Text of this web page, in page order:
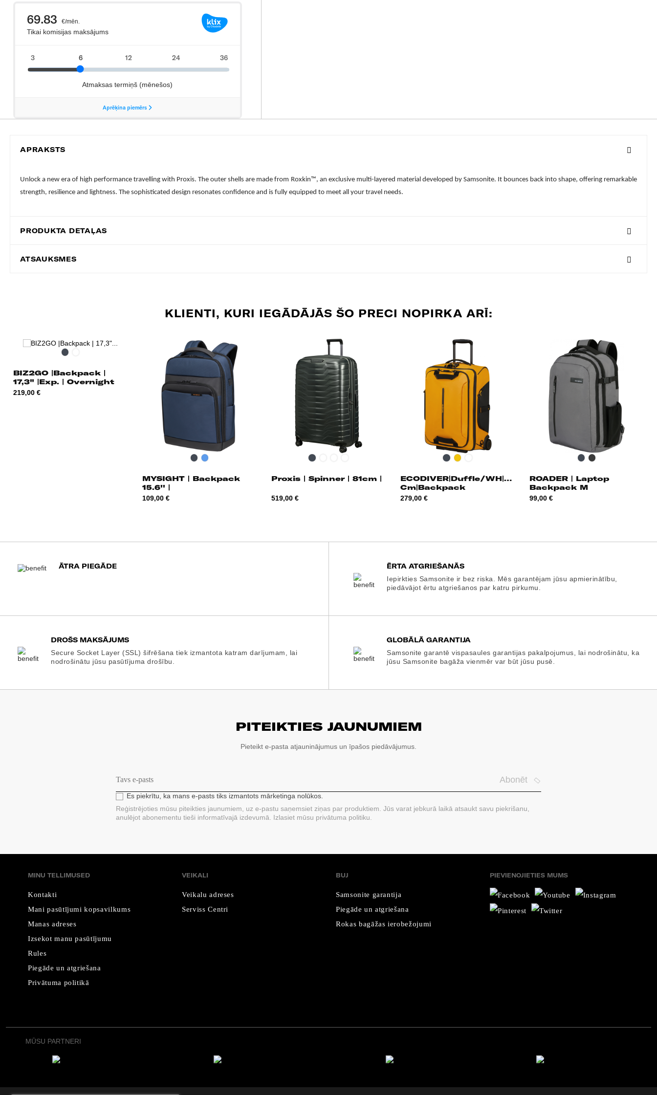
APRAKSTS
Unlock a new era of high performance travelling with Proxis. The outer shells are made from Roxkin™, an exclusive multi-layered material developed by Samsonite. It bounces back into shape, offering remarkable
strength, resilience and lightness. The sophisticated design resonates confidence and is fully equipped to meet all your travel needs.
PRODUKTA DETAĻAS
ATSAUKSMES
KLIENTI, KURI IEGĀDĀJĀS ŠO PRECI NOPIRKA ARĪ:
Melna
BIZ2GO |Backpack |
17,3" |Exp. | Overnight
Cena
219,00 €
MelnaZila
MYSIGHT | Backpack
15.6'' |
Cena
109,00 €
Melna
Ivy
Proxis | Spinner | 81cm |
Cena
519,00 €
MelnaDzeltena
ECODIVER|Duffle/WH|55
Cm|Backpack
Cena
279,00 €
MelnaGrey
ROADER | Laptop
Backpack M
Cena
99,00 €
ĀTRA PIEGĀDE ĒRTA ATGRIEŠANĀS
Iepirkties Samsonite ir bez riska. Mēs garantējam jūsu apmierinātību,
piedāvājot ērtu atgriešanos par katru pirkumu.
DROŠS MAKSĀJUMS
Secure Socket Layer (SSL) šifrēšana tiek izmantota katram darījumam, lai
nodrošinātu jūsu pasūtījuma drošību.
GLOBĀLĀ GARANTIJA
Samsonite garantē vispasaules garantijas pakalpojumus, lai nodrošinātu, ka
jūsu Samsonite bagāža vienmēr var būt jūsu pusē.
PITEIKTIES JAUNUMIEM
Pieteikt e-pasta atjauninājumus un īpašos piedāvājumus.
Abonēt
Es piekrītu, ka mans e-pasts tiks izmantots mārketinga nolūkos.
Reģistrējoties mūsu piteikties jaunumiem, uz e-pastu saņemsiet ziņas par produktiem. Jūs varat jebkurā laikā atsaukt savu piekrišanu,
anulējot abonementu tieši informatīvajā izdevumā. Izlasiet mūsu privātuma politiku.
MINU TELLIMUSED
Kontakti
Mani pasūtījumi kopsavilkums
Manas adreses
Izsekot manu pasūtījumu
Rules
Piegāde un atgriešana
Privātuma politikā
VEIKALI
Veikalu adreses
Serviss Centri
BUJ
Samsonite garantija
Piegāde un atgriešana
Rokas bagāžas ierobežojumi
PIEVIENOJIETIES MUMS
MŪSU PARTNERI